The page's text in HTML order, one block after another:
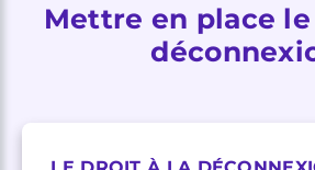
Mettre en place